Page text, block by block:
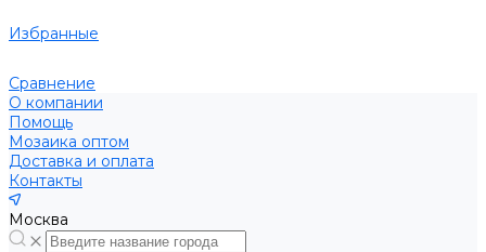
Избранные
Сравнение
О компании
Помощь
Мозаика оптом
Доставка и оплата
Контакты
Москва